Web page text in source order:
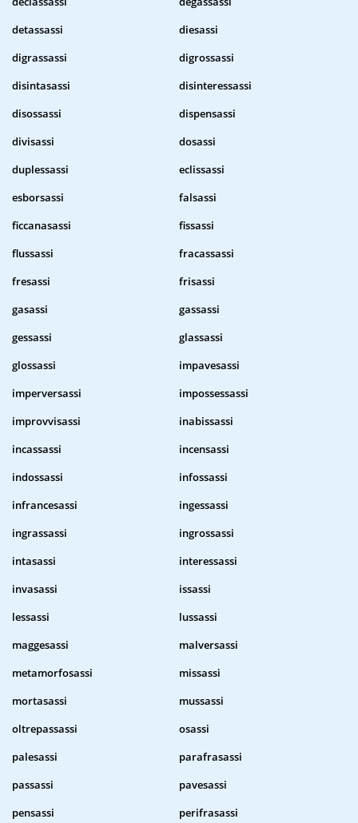
detassassi
diesassi
digrassassi
digrossassi
disintasassi
disinteressassi
disossassi
dispensassi
divisassi
dosassi
duplessassi
eclissassi
esborsassi
falsassi
ficcanasassi
fissassi
flussassi
fracassassi
fresassi
frisassi
gasassi
gassassi
gessassi
glassassi
glossassi
impavesassi
imperversassi
impossessassi
improvvisassi
inabissassi
incassassi
incensassi
indossassi
infossassi
infrancesassi
ingessassi
ingrassassi
ingrossassi
intasassi
interessassi
invasassi
issassi
lessassi
lussassi
maggesassi
malversassi
metamorfosassi
missassi
mortasassi
mussassi
oltrepassassi
osassi
palesassi
parafrasassi
passassi
pavesassi
pensassi
perifrasassi